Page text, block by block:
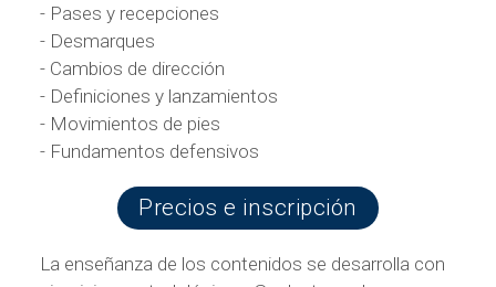
- Pases y recepciones
- Desmarques
- Cambios de dirección
- Definiciones y lanzamientos
- Movimientos de pies
- Fundamentos defensivos
Precios e inscripción
La enseñanza de los contenidos se desarrolla con